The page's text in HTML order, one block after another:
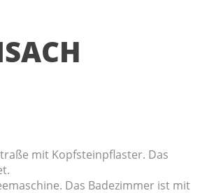
mit Kopfsteinpflaster. Das
Das Badezimmer ist mit